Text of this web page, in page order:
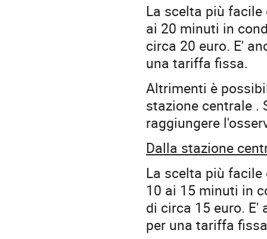
La scelta più facile
ai 20 minuti in
circa 20 euro. E'
una tariffa fissa.
Altrimenti è
stazione centrale .
raggiungere
Dalla stazione
La scelta più facile
10 ai 15 minuti in
di circa 15 euro.
per una tariffa